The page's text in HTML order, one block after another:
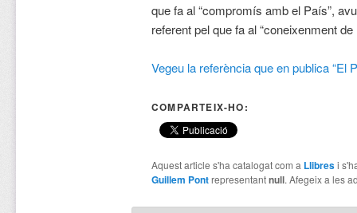
que fa al “compromís amb el País”,
referent pel que fa al “coneixenment
Vegeu la referència que en publica “El
COMPARTEIX-HO:
Aquest article s'ha catalogat com a Llibresi
Guillem Pontrepresentantnull. Afegeix a les